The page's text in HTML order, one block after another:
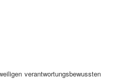
verantwortungsbewussten